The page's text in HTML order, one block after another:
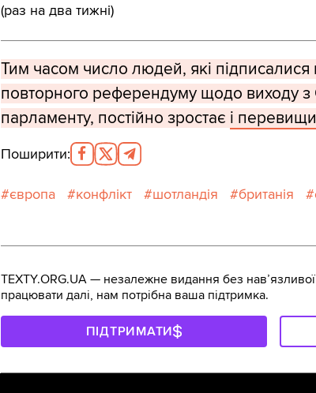
(раз на два тижні)
Тим часом число людей, які
повторного референдуму щодо виходу з
парламенту, постійно зростає і
Поширити:
європа конфлікт шотландія британія
TEXTY.ORG.UA — незалежне видання без
працювати далі, нам потрібна ваша підтримка.
ПІДТРИМАТИ